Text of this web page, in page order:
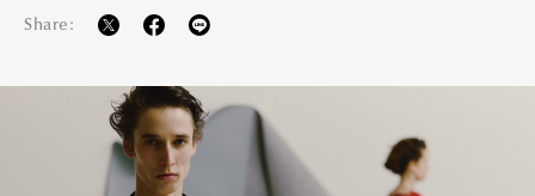
Official Columnist
Pen Meet
Share: